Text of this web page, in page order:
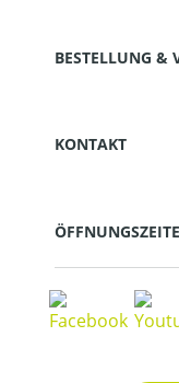
BESTELLUNG &
KONTAKT